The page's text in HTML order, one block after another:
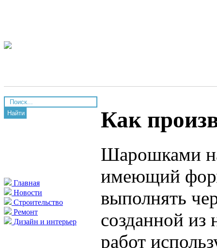
Найти
Главная
Новости
Строительство
Ремонт
Дизайн и интерьер
Как
Шарошками
имеющий
выполнять
созданной из
работ